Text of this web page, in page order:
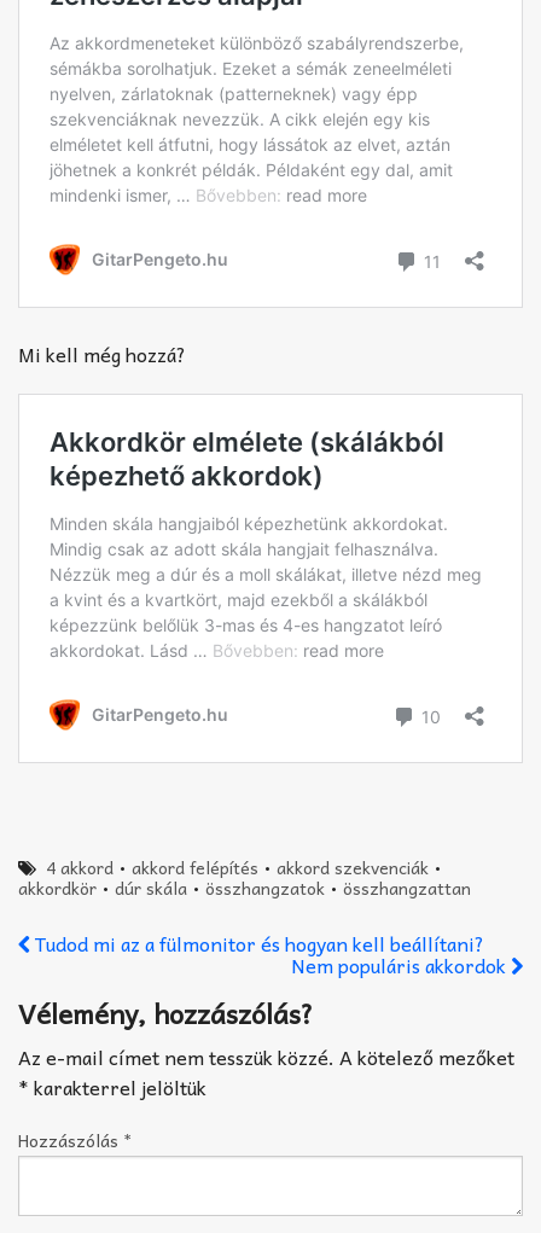
Mi kell még hozzá?
4 akkord •akkord felépítés •akkord szekvenciák •
akkordkör • dúr skála • összhangzatok • összhangzattan
Tudod mi az a fülmonitor és hogyan kell beállítani?
Nem populáris akkordok
Vélemény, hozzászólás?
Az e-mail címet nem tesszük közzé. A kötelező mezőket
*karakterrel jelöltük
Hozzászólás *